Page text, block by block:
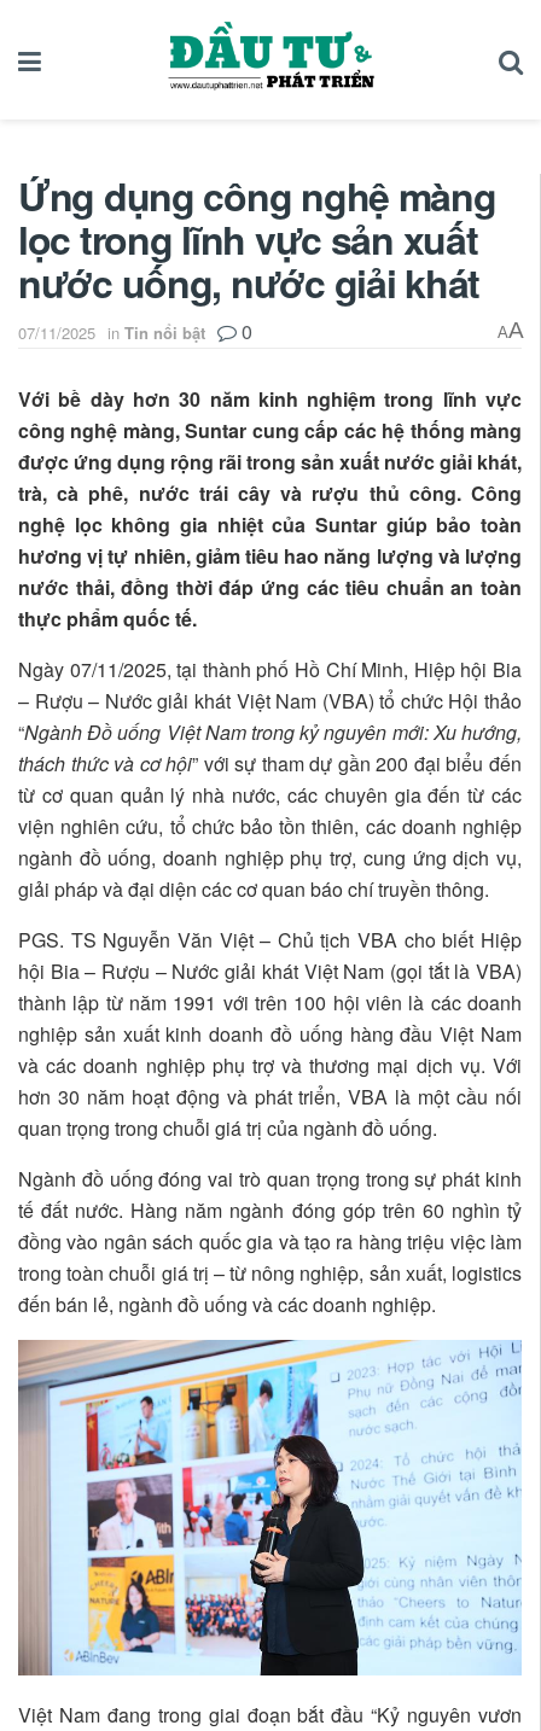
Ứng dụng công nghệ màng
lọc trong lĩnh vực sản xuất
nước uống, nước giải khát
07/11/2025 in Tin nổi bật 0 AA
Với bề dày hơn 30 năm kinh nghiệm trong lĩnh vực
công nghệ màng, Suntar cung cấp các hệ thống màng
được ứng dụng rộng rãi trong sản xuất nước giải khát,
trà, cà phê, nước trái cây và rượu thủ công. Công
nghệ lọc không gia nhiệt của Suntar giúp bảo toàn
hương vị tự nhiên, giảm tiêu hao năng lượng và lượng
nước thải, đồng thời đáp ứng các tiêu chuẩn an toàn
thực phẩm quốc tế.
Ngày 07/11/2025, tại thành phố Hồ Chí Minh, Hiệp hội Bia
– Rượu – Nước giải khát Việt Nam (VBA) tổ chức Hội thảo
“Ngành Đồ uống Việt Nam trong kỷ nguyên mới: Xu hướng,
thách thức và cơ hội” với sự tham dự gần 200 đại biểu đến
từ cơ quan quản lý nhà nước, các chuyên gia đến từ các
viện nghiên cứu, tổ chức bảo tồn thiên, các doanh nghiệp
ngành đồ uống, doanh nghiệp phụ trợ, cung ứng dịch vụ,
giải pháp và đại diện các cơ quan báo chí truyền thông.
PGS. TS Nguyễn Văn Việt – Chủ tịch VBA cho biết Hiệp
hội Bia – Rượu – Nước giải khát Việt Nam (gọi tắt là VBA)
thành lập từ năm 1991 với trên 100 hội viên là các doanh
nghiệp sản xuất kinh doanh đồ uống hàng đầu Việt Nam
và các doanh nghiệp phụ trợ và thương mại dịch vụ. Với
hơn 30 năm hoạt động và phát triển, VBA là một cầu nối
quan trọng trong chuỗi giá trị của ngành đồ uống.
Ngành đồ uống đóng vai trò quan trọng trong sự phát kinh
tế đất nước. Hàng năm ngành đóng góp trên 60 nghìn tỷ
đồng vào ngân sách quốc gia và tạo ra hàng triệu việc làm
trong toàn chuỗi giá trị – từ nông nghiệp, sản xuất, logistics
đến bán lẻ, ngành đồ uống và các doanh nghiệp.
Việt Nam đang trong giai đoạn bắt đầu “Kỷ nguyên vươn